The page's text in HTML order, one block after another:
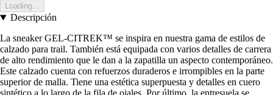
Loading...
Descripción
La sneaker GEL-CITREK™ se inspira en nuestra gama de estilos de
calzado para trail. También está equipada con varios detalles de carrera
de alto rendimiento que le dan a la zapatilla un aspecto contemporáneo.
Este calzado cuenta con refuerzos duraderos e irrompibles en la parte
superior de malla. Tiene una estética superpuesta y detalles en cuero